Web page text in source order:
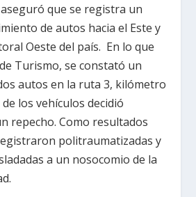
que se registra un
de autos hacia el Este y
Oeste del país. En lo que
Turismo, se constató un
autos en la ruta 3, kilómetro
los vehículos decidió
repecho. Como resultados
politraumatizadas y
a un nosocomio de la